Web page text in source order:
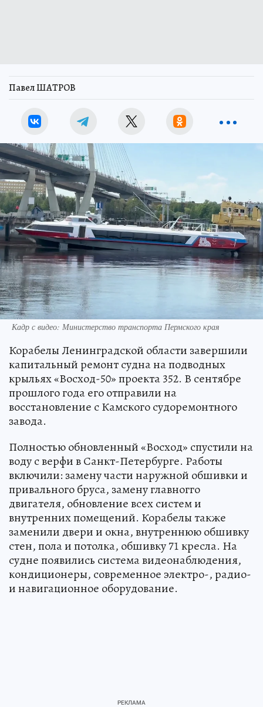
Павел ШАТРОВ
Кадр с видео: Министерство транспорта Пермского края
Корабелы Ленинградской области завершили
капитальный ремонт судна на подводных
крыльях «Восход-50» проекта 352. В сентябре
прошлого года его отправили на
восстановление с Камского судоремонтного
завода.
Полностью обновленный «Восход» спустили на
воду с верфи в Санкт-Петербурге. Работы
включили: замену части наружной обшивки и
привального бруса, замену главногго
двигателя, обновление всех систем и
внутренних помещений. Корабелы также
заменили двери и окна, внутреннюю обшивку
стен, пола и потолка, обшивку 71 кресла. На
судне появились система видеонаблюдения,
кондиционеры, современное электро-, радио-
и навигационное оборудование.